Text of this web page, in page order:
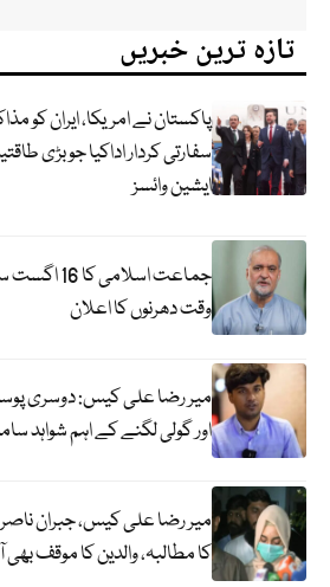
تازہ ترین خبریں
پاکستان نے امریکا، ایران کو
سفارتی کردار اداکیا جو بڑی
ایشین وائسز
جماعت
وقت دھرنوں کا اعلان
میر رضا علی کیس: دوسری
اور گولی لگنے کے اہم شواہد
میر رضا علی کیس، جبران ناصر
کا مطالبہ، والدین کا موقف بھی